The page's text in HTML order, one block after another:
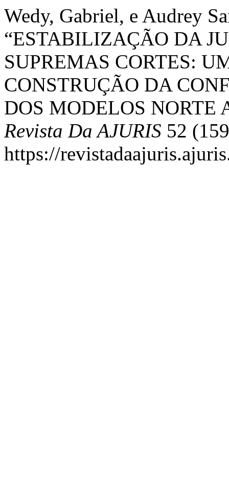
Wedy, Gabriel, e Audrey
“ESTABILIZAÇÃO DA
SUPREMAS CORTES:
CONSTRUÇÃO DA
DOS MODELOS NORTE
Revista Da AJURIS 52
https://